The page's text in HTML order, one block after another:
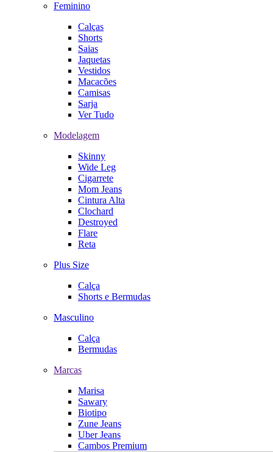
Feminino
Calças
Shorts
Saias
Jaquetas
Vestidos
Macacões
Camisas
Sarja
Ver Tudo
Modelagem
Skinny
Wide Leg
Cigarrete
Mom Jeans
Cintura Alta
Clochard
Destroyed
Flare
Reta
Plus Size
Calça
Shorts e Bermudas
Masculino
Calça
Bermudas
Marcas
Marisa
Sawary
Biotipo
Zune Jeans
Uber Jeans
Cambos Premium